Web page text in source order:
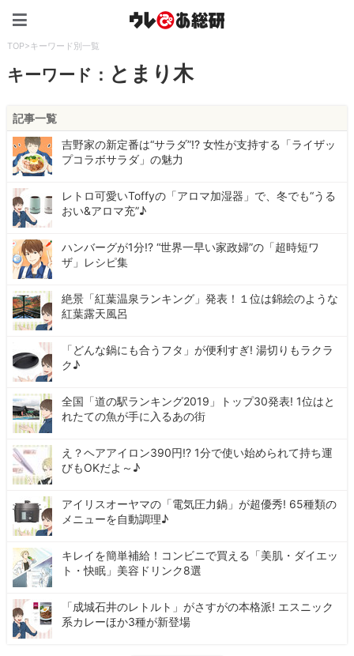
TOP>キーワード別一覧
キーワード： とまり木
記事一覧
吉野家の新定番は“サラダ”!? 女性が支持する「ライザッ
プコラボサラダ」の魅力
レトロ可愛いToffyの「アロマ加湿器」で、冬でも“うる
おい&アロマ充”♪
ハンバーグが1分!? “世界一早い家政婦”の「超時短ワ
ザ」レシピ集
絶景「紅葉温泉ランキング」発表！１位は錦絵のような
紅葉露天風呂
「どんな鍋にも合うフタ」が便利すぎ! 湯切りもラクラ
ク♪
全国「道の駅ランキング2019」トップ30発表! 1位はと
れたての魚が手に入るあの街
え？ヘアアイロン390円!? 1分で使い始められて持ち運
びもOKだよ～♪
アイリスオーヤマの「電気圧力鍋」が超優秀! 65種類の
メニューを自動調理♪
キレイを簡単補給！コンビニで買える「美肌・ダイエッ
ト・快眠」美容ドリンク8選
「成城石井のレトルト」がさすがの本格派! エスニック
系カレーほか3種が新登場